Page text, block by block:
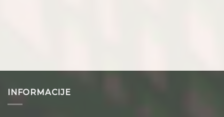
INFORMACIJE